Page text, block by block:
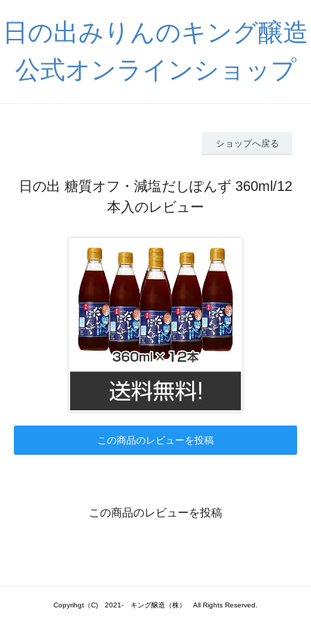
日の出みりんのキング醸造
公式オンラインショップ
ショップへ戻る
日の出 糖質オフ・減塩だしぽんず 360ml/12
本入のレビュー
この商品のレビューを投稿
この商品のレビューを投稿
Copyrihgt（C) 2021- キング醸造（株） All Rights Reserved.